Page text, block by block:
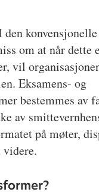
om at når dette
vil
Eksamens- og
bestemmes av
av
på møter,
videre.